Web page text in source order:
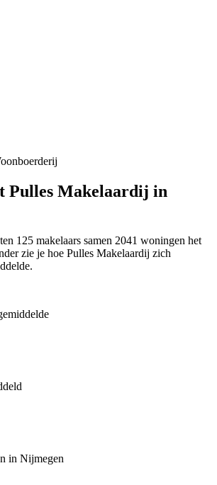
Pulles Makelaardij in
125 makelaars samen 2041 woningen het
zie je hoe Pulles Makelaardij zich
in Nijmegen